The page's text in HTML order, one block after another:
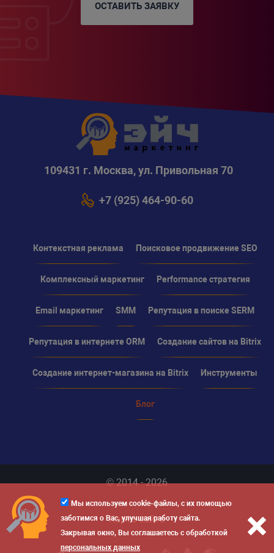
Мы используем cookie-файлы, с их помощью
заботимся о Вас, улучшая работу сайта.
Закрывая окно, Вы соглашаетесь с обработкой
персональных данных
ОСТАВИТЬ ЗАЯВКУ
109431 г. Москва, ул. Привольная 70
+7 (925) 464-90-60
Контекстная реклама Поисковое продвижение SEO
Комплексный маркетинг Performance стратегия
Email маркетинг SMM Репутация в поиске SERM
Репутация в интернете ORM Создание сайтов на Bitrix
Создание интернет-магазина на Bitrix Инструменты
Блог
© 2014 - 2026
Карта сайта